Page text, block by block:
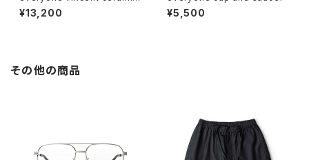
tray (WHITE)
¥13,200 ¥5,500
その他の商品